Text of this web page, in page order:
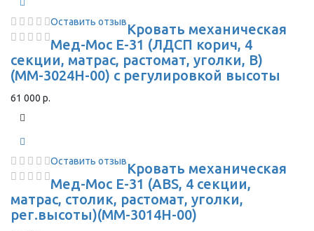
Оставить отзывКровать механическая
Мед-Мос E-31 (ЛДСП корич, 4
секции, матрас, растомат, уголки, В)
(ММ-3024Н-00) с регулировкой высоты
61 000 р.
Оставить отзывКровать механическая
Мед-Мос E-31 (ABS, 4 секции,
матрас, столик, растомат, уголки,
рег.высоты)(ММ-3014Н-00)